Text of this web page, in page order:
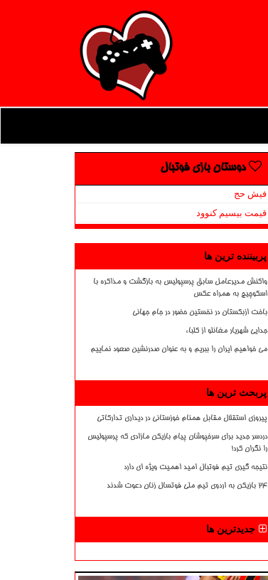
دوستان بازی فوتبال
فیش حج
قیمت بیسیم کنوود
پربیننده ترین ها
واکنش مدیرعامل سابق پرسپولیس به بازگشت و مذاکره با
اسکوچیچ به همراه عکس
باخت ازبکستان در نخستین حضور در جام جهانی
جدایی شهریار مغانلو از کلباء
می خواهیم ایران را ببریم و به عنوان صدرنشین صعود نماییم
پربحث ترین ها
پیروزی استقلال مقابل همنام خوزستانی در دیداری تدارکاتی
دردسر جدید برای سرخپوشان پیام بازیکن مازادی که پرسپولیس
را نگران کرد!
نتیجه گیری تیم فوتبال امید اهمیت ویژه ای دارد
۲۴ بازیکن به اردوی تیم ملی فوتسال زنان دعوت شدند
جدیدترین ها